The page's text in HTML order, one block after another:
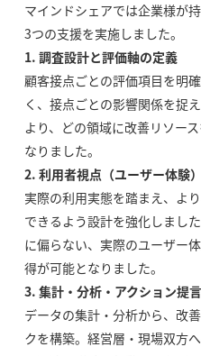
マインドシェアでは企業様が
3つの支援を実施しました。
1. 調査設計と評価軸の定義
顧客接点ごとの評価項目を明
く、接点ごとの影響関係を捉
より、どの領域に改善リソー
なりました。
2. 利用者視点（ユーザー体験
実際の利用実態を踏まえ、よ
できるよう設計を強化しまし
に偏らない、実際のユーザー
得が可能となりました。
3. 集計・分析・アクション提言
データの集計・分析から、改
クを構築。経営層・現場双方